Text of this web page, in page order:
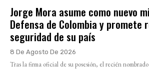
Jorge Mora asume como nuevo
Defensa de Colombia y promete
seguridad de su país
8 De Agosto De 2026
Tras la firma oficial de su posesión, el recién